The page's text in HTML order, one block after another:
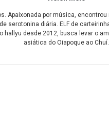
Apaixonada por música, encontrou
serotonina diária. ELF de
hallyu desde 2012, busca levar o
asiática do Oiapoque ao Chuí.